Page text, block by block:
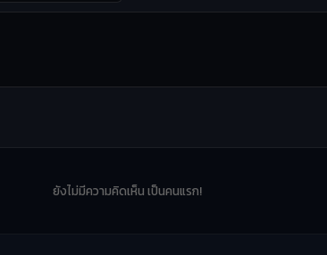
ยังไม่มีความคิดเห็น เป็นคนแรก!